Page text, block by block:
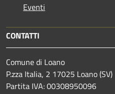
Eventi
CONTATTI
Comune di Loano
P.zza Italia, 2 17025 Loano (SV)
Partita IVA: 00308950096